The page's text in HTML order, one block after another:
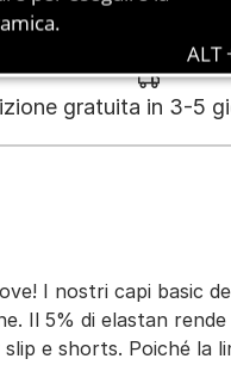
gratuita in 3-5
I nostri capi basic
Il 5% di elastan
e shorts. Poiché la